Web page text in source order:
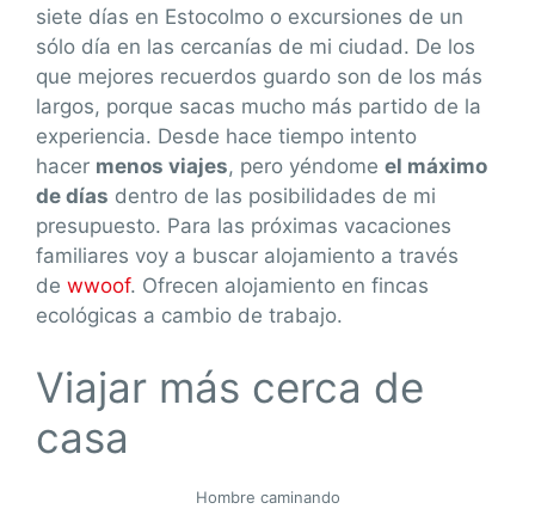
siete días en Estocolmo o excursiones de un
sólo día en las cercanías de mi ciudad. De los
que mejores recuerdos guardo son de los más
largos, porque sacas mucho más partido de la
experiencia. Desde hace tiempo intento
hacer menos viajes, pero yéndome el máximo
de días dentro de las posibilidades de mi
presupuesto. Para las próximas vacaciones
familiares voy a buscar alojamiento a través
de wwoof. Ofrecen alojamiento en fincas
ecológicas a cambio de trabajo.
Viajar más cerca de
casa
Hombre caminando